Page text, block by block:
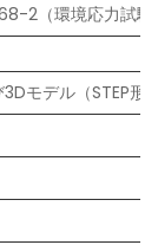
2（環境応力試験
モデル（STEP形